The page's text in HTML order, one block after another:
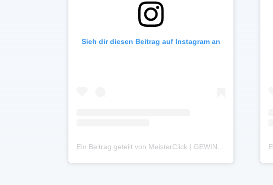
Sieh dir diesen Beitrag auf Instagram an
Ein Beitrag geteilt von MeisterClick | GEWINNMAXIMIERUNG FÜR HANDWERKSBETRIEBE (@meisterclick.de)